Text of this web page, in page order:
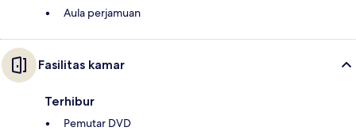
Aula perjamuan
Fasilitas kamar
Terhibur
Pemutar DVD